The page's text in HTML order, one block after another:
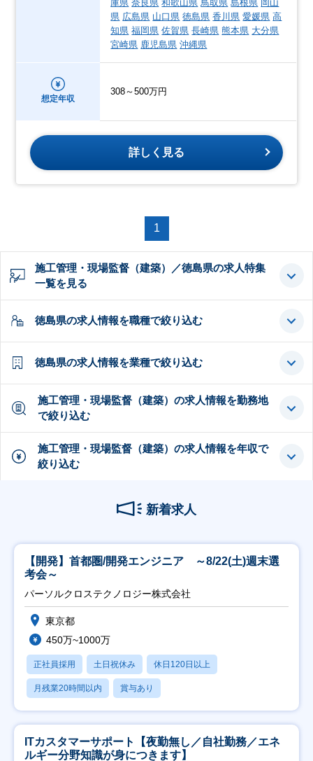
庫県 奈良県 和歌山県 鳥取県 島根県 岡山
県 広島県 山口県 徳島県 香川県 愛媛県 高
知県 福岡県 佐賀県 長崎県 熊本県 大分県
宮崎県 鹿児島県 沖縄県
想定年収
308～500万円
詳しく見る
1
施工管理・現場監督（建築）／徳島県の求人特集
一覧を見る
徳島県の求人情報を職種で絞り込む
徳島県の求人情報を業種で絞り込む
施工管理・現場監督（建築）の求人情報を勤務地
で絞り込む
施工管理・現場監督（建築）の求人情報を年収で
絞り込む
新着求人
【開発】首都圏/開発エンジニア ～8/22(土)週末選
考会～
パーソルクロステクノロジー株式会社
東京都
450万~1000万
正社員採用 土日祝休み 休日120日以上
月残業20時間以内 賞与あり
ITカスタマーサポート【夜勤無し／自社勤務／エネ
ルギー分野知識が身につきます】